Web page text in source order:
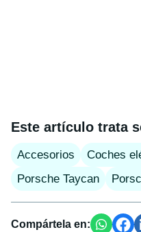
Este artículo trata
Accesorios Coches
Porsche Taycan
Compártela en: